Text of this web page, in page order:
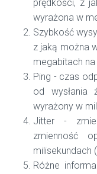
prędkości, z
wyrażona w
Szybkość
z jaką można
megabitach
Ping - czas
od wysłania
wyrażony w
Jitter -
zmienność
milisekundach
Różne